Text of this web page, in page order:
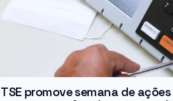
TSE promove semana de